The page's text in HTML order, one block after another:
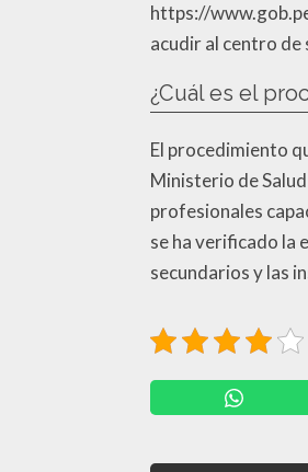
https://
acudir al centro de
¿Cuál es el
El procedimiento
Ministerio de
profesionales
se ha verificado la
secundarios y las